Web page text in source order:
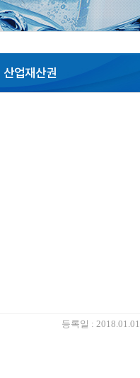
산업재산권
등록일 : 2018.01.01